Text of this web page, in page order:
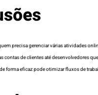
precisa gerenciar várias atividades
de clientes até desenvolvedores
forma eficaz pode otimizar fluxos de